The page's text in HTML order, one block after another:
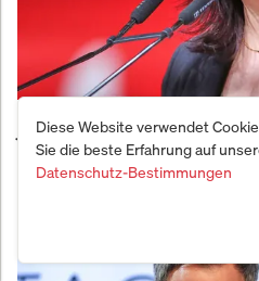
Justiz-Beben im
Zug-Eskalation am
Diese Website verwendet
Sie die beste Erfahrung auf
Datenschutz-Bestimmungen